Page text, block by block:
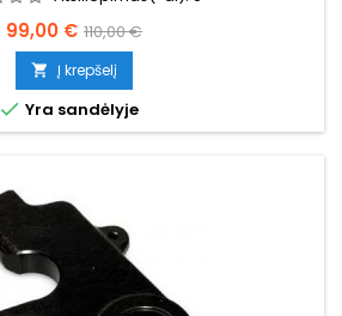
Kaina
99,00 € Bazinė
kaina
110,00 €
 Į krepšelį
 Yra sandėlyje